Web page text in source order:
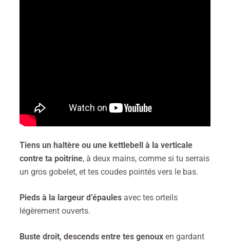
Tiens un haltère ou une kettlebell à la verticale
contre ta poitrine, à deux mains, comme si tu serrais
un gros gobelet, et tes coudes pointés vers le bas.
Pieds à la largeur d’épaules avec tes orteils
légèrement ouverts.
Buste droit, descends entre tes genoux en gardant